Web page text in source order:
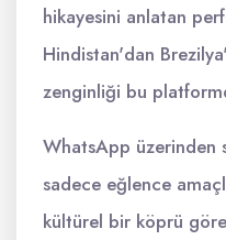
hikayesini anlatan
Hindistan'dan
zenginliği bu
WhatsApp üzerinden
sadece eğlence
kültürel bir köprü